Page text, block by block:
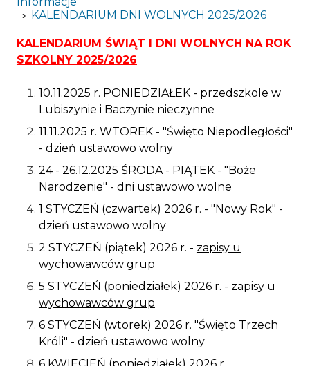
KALENDARIUM DNI WOLNYCH 2025/2026
KALENDARIUM ŚWIĄT I DNI WOLNYCH NA ROK
SZKOLNY 2025/2026
10.11.2025 r. PONIEDZIAŁEK - przedszkole w
Lubiszynie i Baczynie nieczynne
11.11.2025 r. WTOREK - "Święto Niepodległości"
- dzień ustawowo wolny
24 - 26.12.2025 ŚRODA - PIĄTEK - "Boże
Narodzenie" - dni ustawowo wolne
1 STYCZEŃ (czwartek) 2026 r. - "Nowy Rok" -
dzień ustawowo wolny
2 STYCZEŃ (piątek) 2026 r. - zapisy u
wychowawców grup
5 STYCZEŃ (poniedziałek) 2026 r. - zapisy u
wychowawców grup
6 STYCZEŃ (wtorek) 2026 r. "Święto Trzech
Króli" - dzień ustawowo wolny
Wymagania edukacjne
dostępności podmiotu publicznego